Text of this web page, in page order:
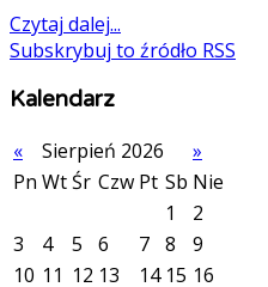
Czytaj dalej...
Subskrybuj to źródło RSS
Kalendarz
«
Sierpień 2026
»
Pn WtŚr Czw Pt Sb Nie
1
2
3
4 5 6 7 8
9
10 11 12 13 14 15 16